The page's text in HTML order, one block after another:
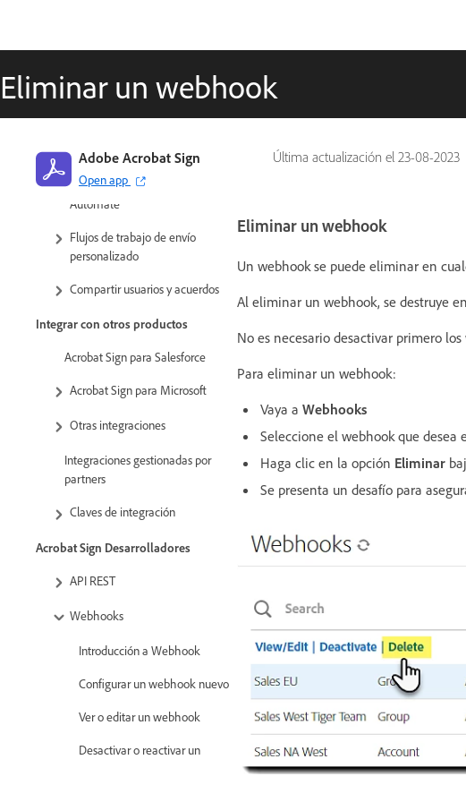
Eliminar un webhook
Última actualización el 23-08-2023
Adobe Acrobat Sign
Open app
compartidas
biblioteca
Flujos de trabajo de Power
Automate
Flujos de trabajo de envío
personalizado
Compartir usuarios y acuerdos
Integrar con otros productos
Acrobat Sign para Salesforce
Acrobat Sign para Microsoft
Otras integraciones
Integraciones gestionadas por
partners
Claves de integración
Acrobat Sign Desarrolladores
API REST
Webhooks
Introducción a Webhook
Configurar un webhook nuevo
Ver o editar un webhook
Desactivar o reactivar un
Eliminar un webhook
Un webhook se puede eliminar en
Al eliminar un webhook, se destruye
No es necesario desactivar primero los
Para eliminar un webhook:
Vaya a Webhooks
Seleccione el webhook que
Haga clic en la opción Eliminar
Se presenta un desafío para